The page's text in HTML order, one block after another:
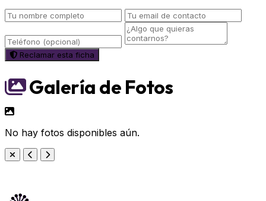
Reclamar esta ficha
Galería de Fotos
No hay fotos disponibles aún.